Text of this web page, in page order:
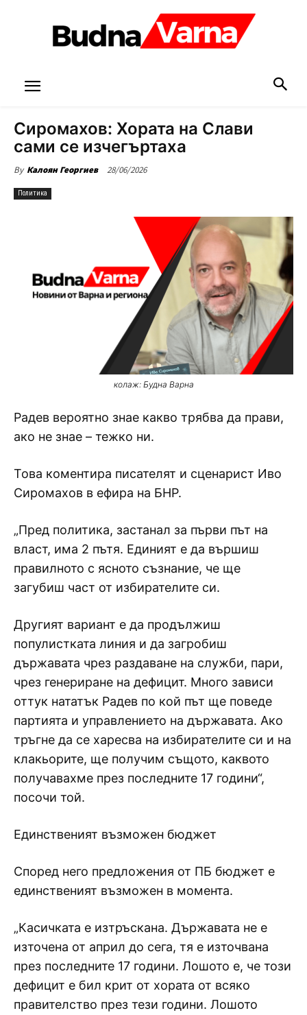
Сиромахов: Хората на Слави
сами се изчегъртаха
By Калоян Георгиев 28/06/2026
Политика
колаж: Будна Варна
Радев вероятно знае какво трябва да прави,
ако не знае – тежко ни.
Това коментира писателят и сценарист Иво
Сиромахов в ефира на БНР.
„Пред политика, застанал за първи път на
власт, има 2 пътя. Единият е да вършиш
правилното с ясното съзнание, че ще
загубиш част от избирателите си.
Другият вариант е да продължиш
популистката линия и да загробиш
държавата чрез раздаване на служби, пари,
чрез генериране на дефицит. Много зависи
оттук нататък Радев по кой път ще поведе
партията и управлението на държавата. Ако
тръгне да се харесва на избирателите си и на
клакьорите, ще получим същото, каквото
получавахме през последните 17 години“,
посочи той.
Единственият възможен бюджет
Според него предложения от ПБ бюджет е
единственият възможен в момента.
„Касичката е изтръскана. Държавата не е
източена от април до сега, тя е източвана
през последните 17 години. Лошото е, че този
дефицит е бил крит от хората от всяко
правителство през тези години. Лошото